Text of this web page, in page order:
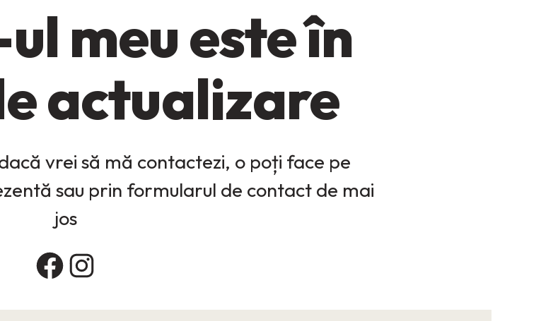
meu este în
actualizare
vrei să mă contactezi, o poți face pe
sau prin formularul de contact de mai
jos
Facebook
Instagram